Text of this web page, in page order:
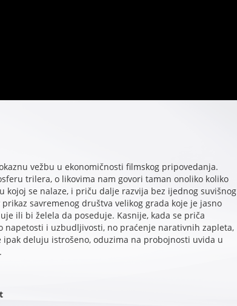
vežbu u ekonomičnosti filmskog pripovedanja.
trilera, o likovima nam govori taman onoliko koliko
kojoj se nalaze, i priču dalje razvija bez ijednog suvišnog
savremenog društva velikog grada koje je jasno
ili bi želela da poseduje. Kasnije, kada se priča
napetosti i uzbudljivosti, no praćenje narativnih zapleta,
deluju istrošeno, oduzima na probojnosti uvida u